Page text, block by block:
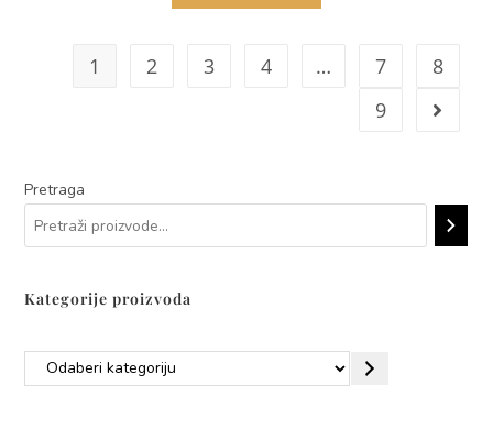
1 2 3 4 … 7
8
9
Pretraga
Kategorije proizvoda